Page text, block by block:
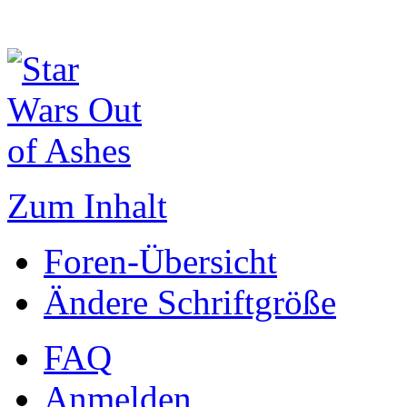
Zum Inhalt
Foren-Übersicht
Ändere Schriftgröße
FAQ
Anmelden